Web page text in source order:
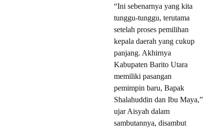
“Ini sebenarnya yang kita
tunggu-tunggu, terutama
setelah proses pemilihan
kepala daerah yang cukup
panjang. Akhirnya
Kabupaten Barito Utara
memiliki pasangan
pemimpin baru, Bapak
Shalahuddin dan Ibu Maya,”
ujar Aisyah dalam
sambutannya, disambut